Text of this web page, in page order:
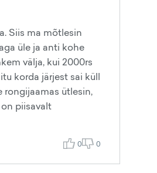
Siis ma mõtlesin
üle ja anti kohe
välja, kui 2000rs
korda järjest sai küll
rongijaamas ütlesin,
piisavalt
0 0